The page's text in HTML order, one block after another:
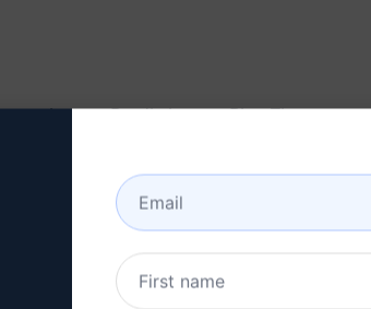
kannst Du die besten Blog-Themen
auf Deiner Nische, Zielgruppe und Art des